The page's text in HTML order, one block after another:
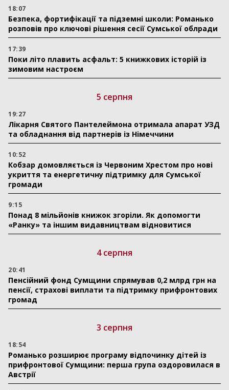
18:07
Безпека, фортифікації та підземні школи: Романько
розповів про ключові рішення сесії Сумської облради
17:39
Поки літо плавить асфальт: 5 книжкових історій із
зимовим настроєм
5 серпня
19:27
Лікарня Святого Пантелеймона отримала апарат УЗД
та обладнання від партнерів із Німеччини
10:52
Кобзар домовляється із Червоним Хрестом про нові
укриття та енергетичну підтримку для Сумської
громади
9:15
Понад 8 мільйонів книжок згоріли. Як допомогти
«Ранку» та іншим видавництвам відновитися
4 серпня
20:41
Пенсійний фонд Сумщини спрямував 0,2 млрд грн на
пенсії, страхові виплати та підтримку прифронтових
громад
3 серпня
18:54
Романько розширює програму відпочинку дітей із
прифронтової Сумщини: перша група оздоровилася в
Австрії